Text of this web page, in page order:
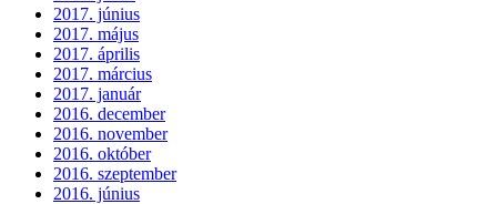
2017. június
2017. május
2017. április
2017. március
2017. január
2016. december
2016. november
2016. október
2016. szeptember
2016. június